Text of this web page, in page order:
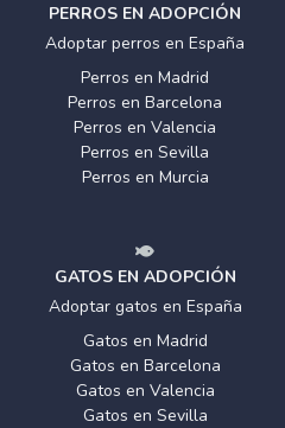
PERROS EN ADOPCIÓN
Adoptar perros en España
Perros en Madrid
Perros en Barcelona
Perros en Valencia
Perros en Sevilla
Perros en Murcia
GATOS EN ADOPCIÓN
Adoptar gatos en España
Gatos en Madrid
Gatos en Barcelona
Gatos en Valencia
Gatos en Sevilla